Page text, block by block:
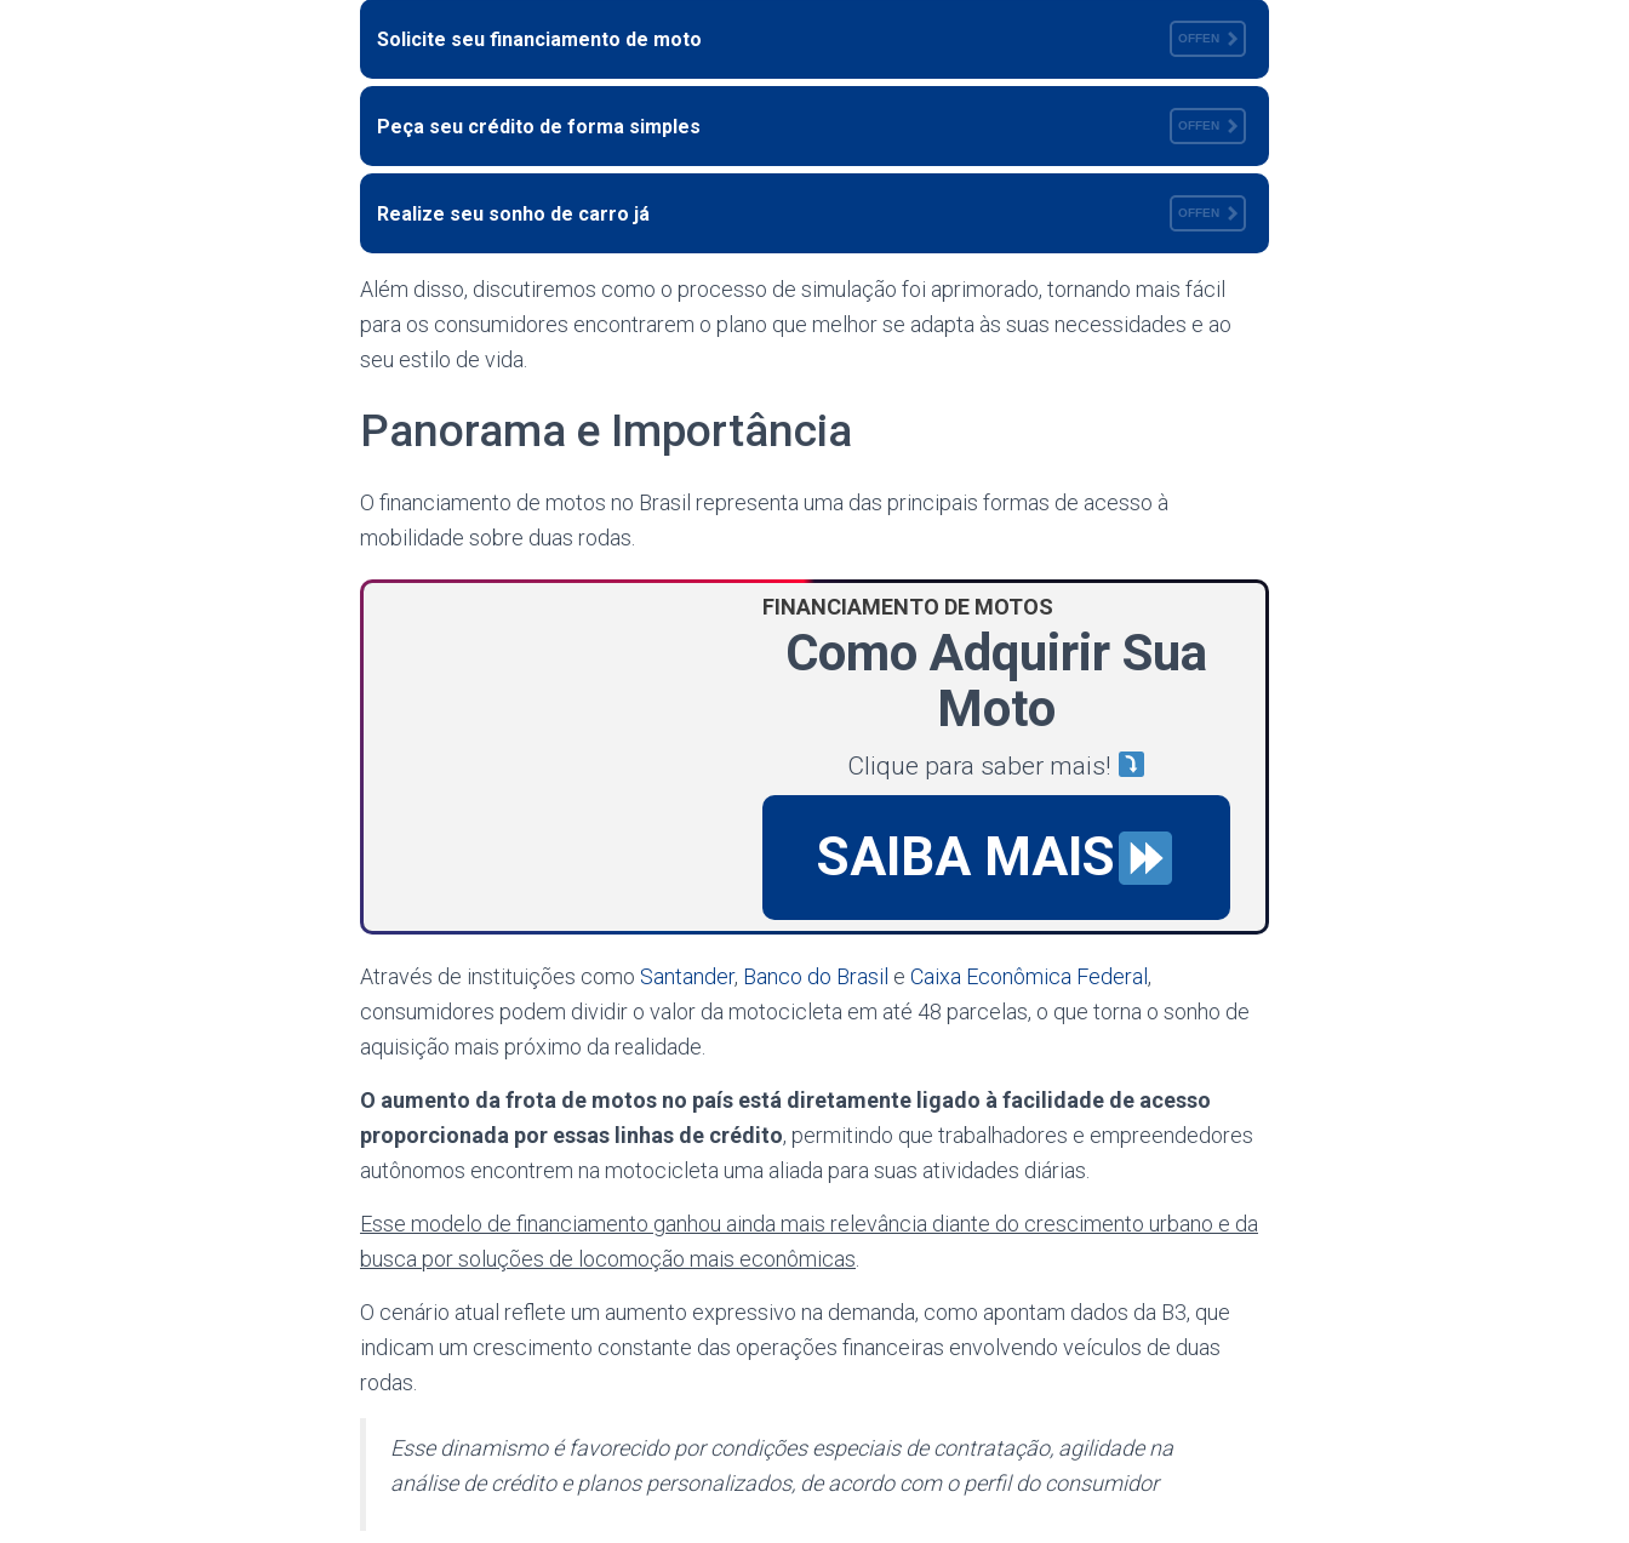
Solicite seu financiamento de moto OFFEN
Peça seu crédito de forma simples OFFEN
Realize seu sonho de carro já OFFEN
Além disso, discutiremos como o processo de simulação foi aprimorado, tornando mais fácil
para os consumidores encontrarem o plano que melhor se adapta às suas necessidades e ao
seu estilo de vida.
Panorama e Importância
O financiamento de motos no Brasil representa uma das principais formas de acesso à
mobilidade sobre duas rodas.
FINANCIAMENTO DE MOTOS
Como Adquirir Sua
Moto
Clique para saber mais!
SAIBA MAIS
Através de instituições como Santander, Banco do Brasil e Caixa Econômica Federal ,
consumidores podem dividir o valor da motocicleta em até 48 parcelas, o que torna o sonho de
aquisição mais próximo da realidade.
O aumento da frota de motos no país está diretamente ligado à facilidade de acesso
proporcionada por essas linhas de crédito, permitindo que trabalhadores e empreendedores
autônomos encontrem na motocicleta uma aliada para suas atividades diárias.
Esse modelo de financiamento ganhou ainda mais relevância diante do crescimento urbano e da
busca por soluções de locomoção mais econômicas
O cenário atual reflete um aumento expressivo na demanda, como apontam dados da B3, que
indicam um crescimento constante das operações financeiras envolvendo veículos de duas
rodas.
Esse dinamismo é favorecido por condições especiais de contratação, agilidade na
análise de crédito e planos personalizados, de acordo com o perfil do consumidor